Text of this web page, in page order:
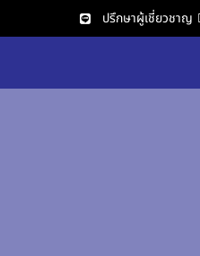
ปรึกษาผู้เชี่ยวชาญ